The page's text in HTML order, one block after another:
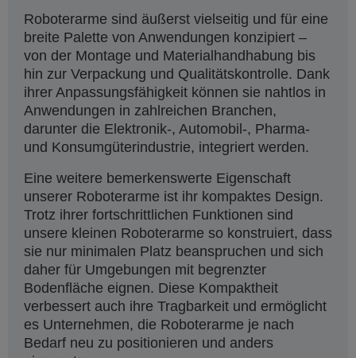
Roboterarme sind äußerst vielseitig und für eine
breite Palette von Anwendungen konzipiert –
von der Montage und Materialhandhabung bis
hin zur Verpackung und Qualitätskontrolle. Dank
ihrer Anpassungsfähigkeit können sie nahtlos in
Anwendungen in zahlreichen Branchen,
darunter die Elektronik-, Automobil-, Pharma-
und Konsumgüterindustrie, integriert werden.
Eine weitere bemerkenswerte Eigenschaft
unserer Roboterarme ist ihr kompaktes Design.
Trotz ihrer fortschrittlichen Funktionen sind
unsere kleinen Roboterarme so konstruiert, dass
sie nur minimalen Platz beanspruchen und sich
daher für Umgebungen mit begrenzter
Bodenfläche eignen. Diese Kompaktheit
verbessert auch ihre Tragbarkeit und ermöglicht
es Unternehmen, die Roboterarme je nach
Bedarf neu zu positionieren und anders